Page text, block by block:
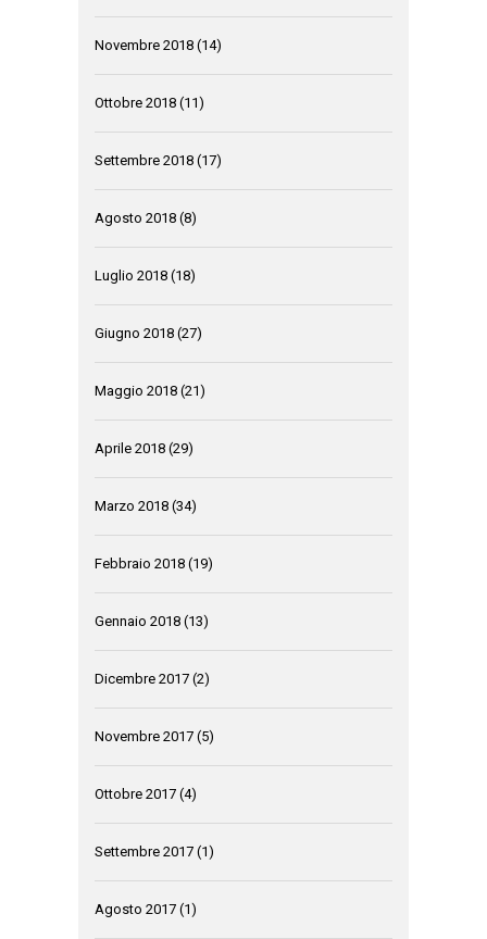
Novembre 2018 (14)
Ottobre 2018 (11)
Settembre 2018 (17)
Agosto 2018 (8)
Luglio 2018 (18)
Giugno 2018 (27)
Maggio 2018 (21)
Aprile 2018 (29)
Marzo 2018 (34)
Febbraio 2018 (19)
Gennaio 2018 (13)
Dicembre 2017 (2)
Novembre 2017 (5)
Ottobre 2017 (4)
Settembre 2017 (1)
Agosto 2017 (1)